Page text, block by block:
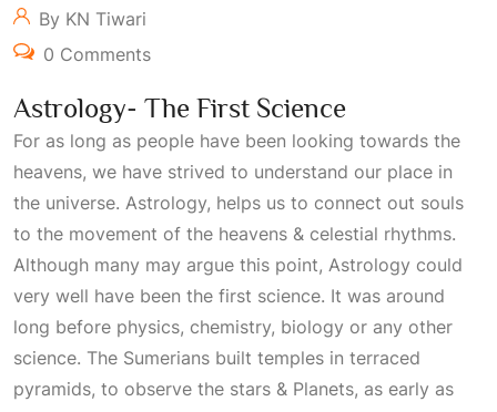
By KN Tiwari
0 Comments
Astrology- The First Science
For as long as people have been looking towards the
heavens, we have strived to understand our place in
the universe. Astrology, helps us to connect out souls
to the movement of the heavens & celestial rhythms.
Although many may argue this point, Astrology could
very well have been the first science. It was around
long before physics, chemistry, biology or any other
science. The Sumerians built temples in terraced
pyramids, to observe the stars & Planets, as early as